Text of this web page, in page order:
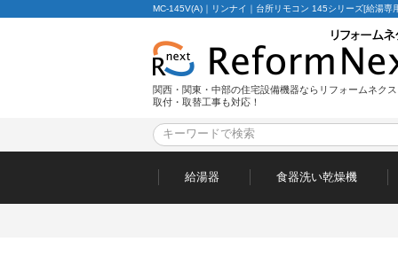
MC-145V(A)｜リンナイ｜台所リモコン 145シリーズ[給湯
関西・関東・中部の住宅設備機器ならリフォームネク
取付・取替工事も対応！
給湯器 食器洗い乾燥機